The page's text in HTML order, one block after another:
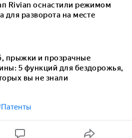
Rivian оснастили режимом
для разворота на месте
прыжки и прозрачные
5 функций для бездорожья,
вы не знали